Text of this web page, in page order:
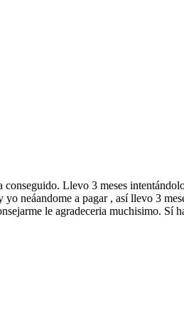
Llevo 3 meses
neáandome a pagar , así llevo 3
le agradeceria muchisimo. Sí